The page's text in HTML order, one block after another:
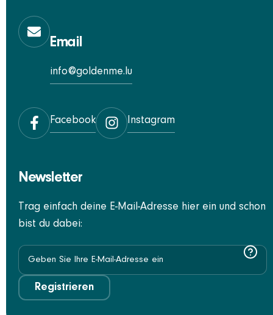
Email
info@goldenme.lu
Facebook Instagram
Newsletter
Trag einfach deine E-Mail-Adresse hier ein und schon
bist du dabei:
Registrieren